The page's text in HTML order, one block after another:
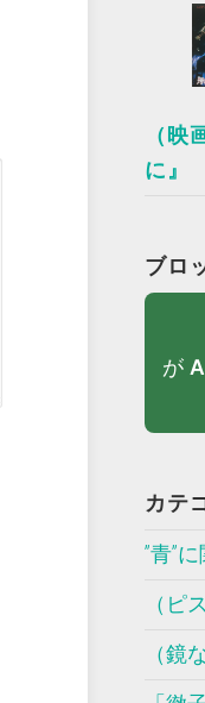
（
に』
ブロ
が
カテ
”青”
（ピ
（鏡